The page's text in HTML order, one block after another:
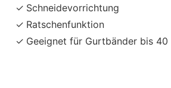
Schneidevorrichtung
Ratschenfunktion
Geeignet für Gurtbänder bis 40